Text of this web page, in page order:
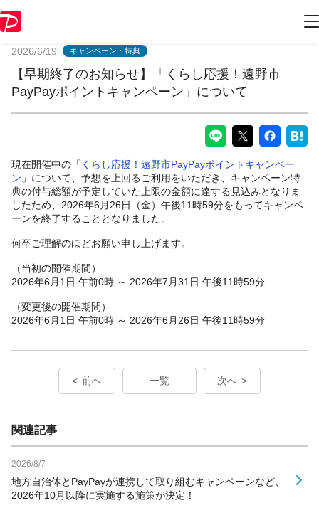
2026/6/19 キャンペーン・特典
【早期終了のお知らせ】「くらし応援！遠野市
PayPayポイントキャンペーン」について
現在開催中の「 くらし応援！遠野市PayPayポイントキャンペー
ン 」について、予想を上回るご利用をいただき、キャンペーン特
典の付与総額が予定していた上限の金額に達する見込みとなりま
したため、2026年6月26日（金）午後11時59分をもってキャンペ
ーンを終了することとなりました。
何卒ご理解のほどお願い申し上げます。
（当初の開催期間）
2026年6月1日 午前0時 ～ 2026年7月31日 午後11時59分
（変更後の開催期間）
2026年6月1日 午前0時 ～ 2026年6月26日 午後11時59分
前へ 一覧 次へ
関連記事
2026/8/7
地方自治体とPayPayが連携して取り組むキャンペーンなど、
2026年10月以降に実施する施策が決定！